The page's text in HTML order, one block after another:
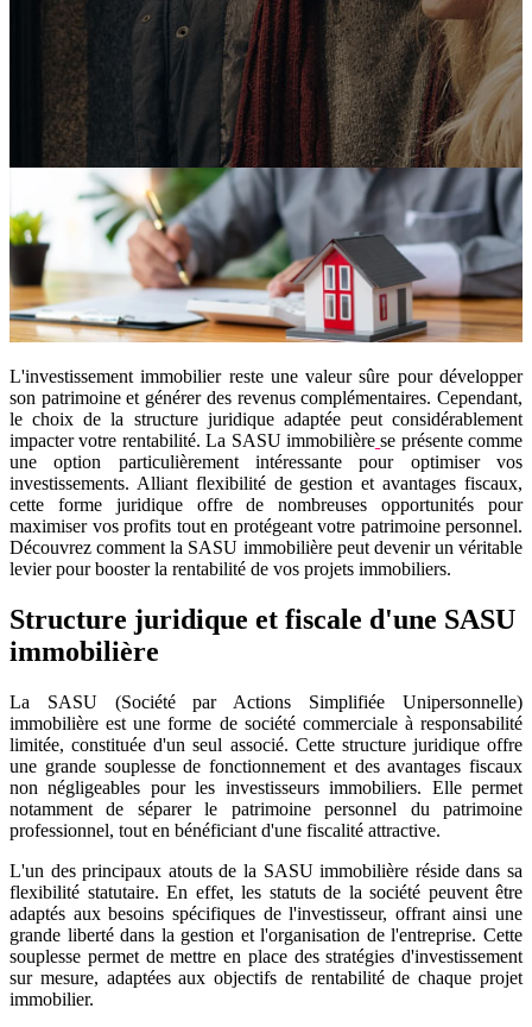
L'investissement immobilier reste une valeur sûre pour développer
son patrimoine et générer des revenus complémentaires. Cependant,
le choix de la structure juridique adaptée peut considérablement
impacter votre rentabilité. La SASU immobilière se présente comme
une option particulièrement intéressante pour optimiser vos
investissements. Alliant flexibilité de gestion et avantages fiscaux,
cette forme juridique offre de nombreuses opportunités pour
maximiser vos profits tout en protégeant votre patrimoine personnel.
Découvrez comment la SASU immobilière peut devenir un véritable
levier pour booster la rentabilité de vos projets immobiliers.
Structure juridique et fiscale d'une SASU
immobilière
La SASU (Société par Actions Simplifiée Unipersonnelle)
immobilière est une forme de société commerciale à responsabilité
limitée, constituée d'un seul associé. Cette structure juridique offre
une grande souplesse de fonctionnement et des avantages fiscaux
non négligeables pour les investisseurs immobiliers. Elle permet
notamment de séparer le patrimoine personnel du patrimoine
professionnel, tout en bénéficiant d'une fiscalité attractive.
L'un des principaux atouts de la SASU immobilière réside dans sa
flexibilité statutaire. En effet, les statuts de la société peuvent être
adaptés aux besoins spécifiques de l'investisseur, offrant ainsi une
grande liberté dans la gestion et l'organisation de l'entreprise. Cette
souplesse permet de mettre en place des stratégies d'investissement
sur mesure, adaptées aux objectifs de rentabilité de chaque projet
immobilier.